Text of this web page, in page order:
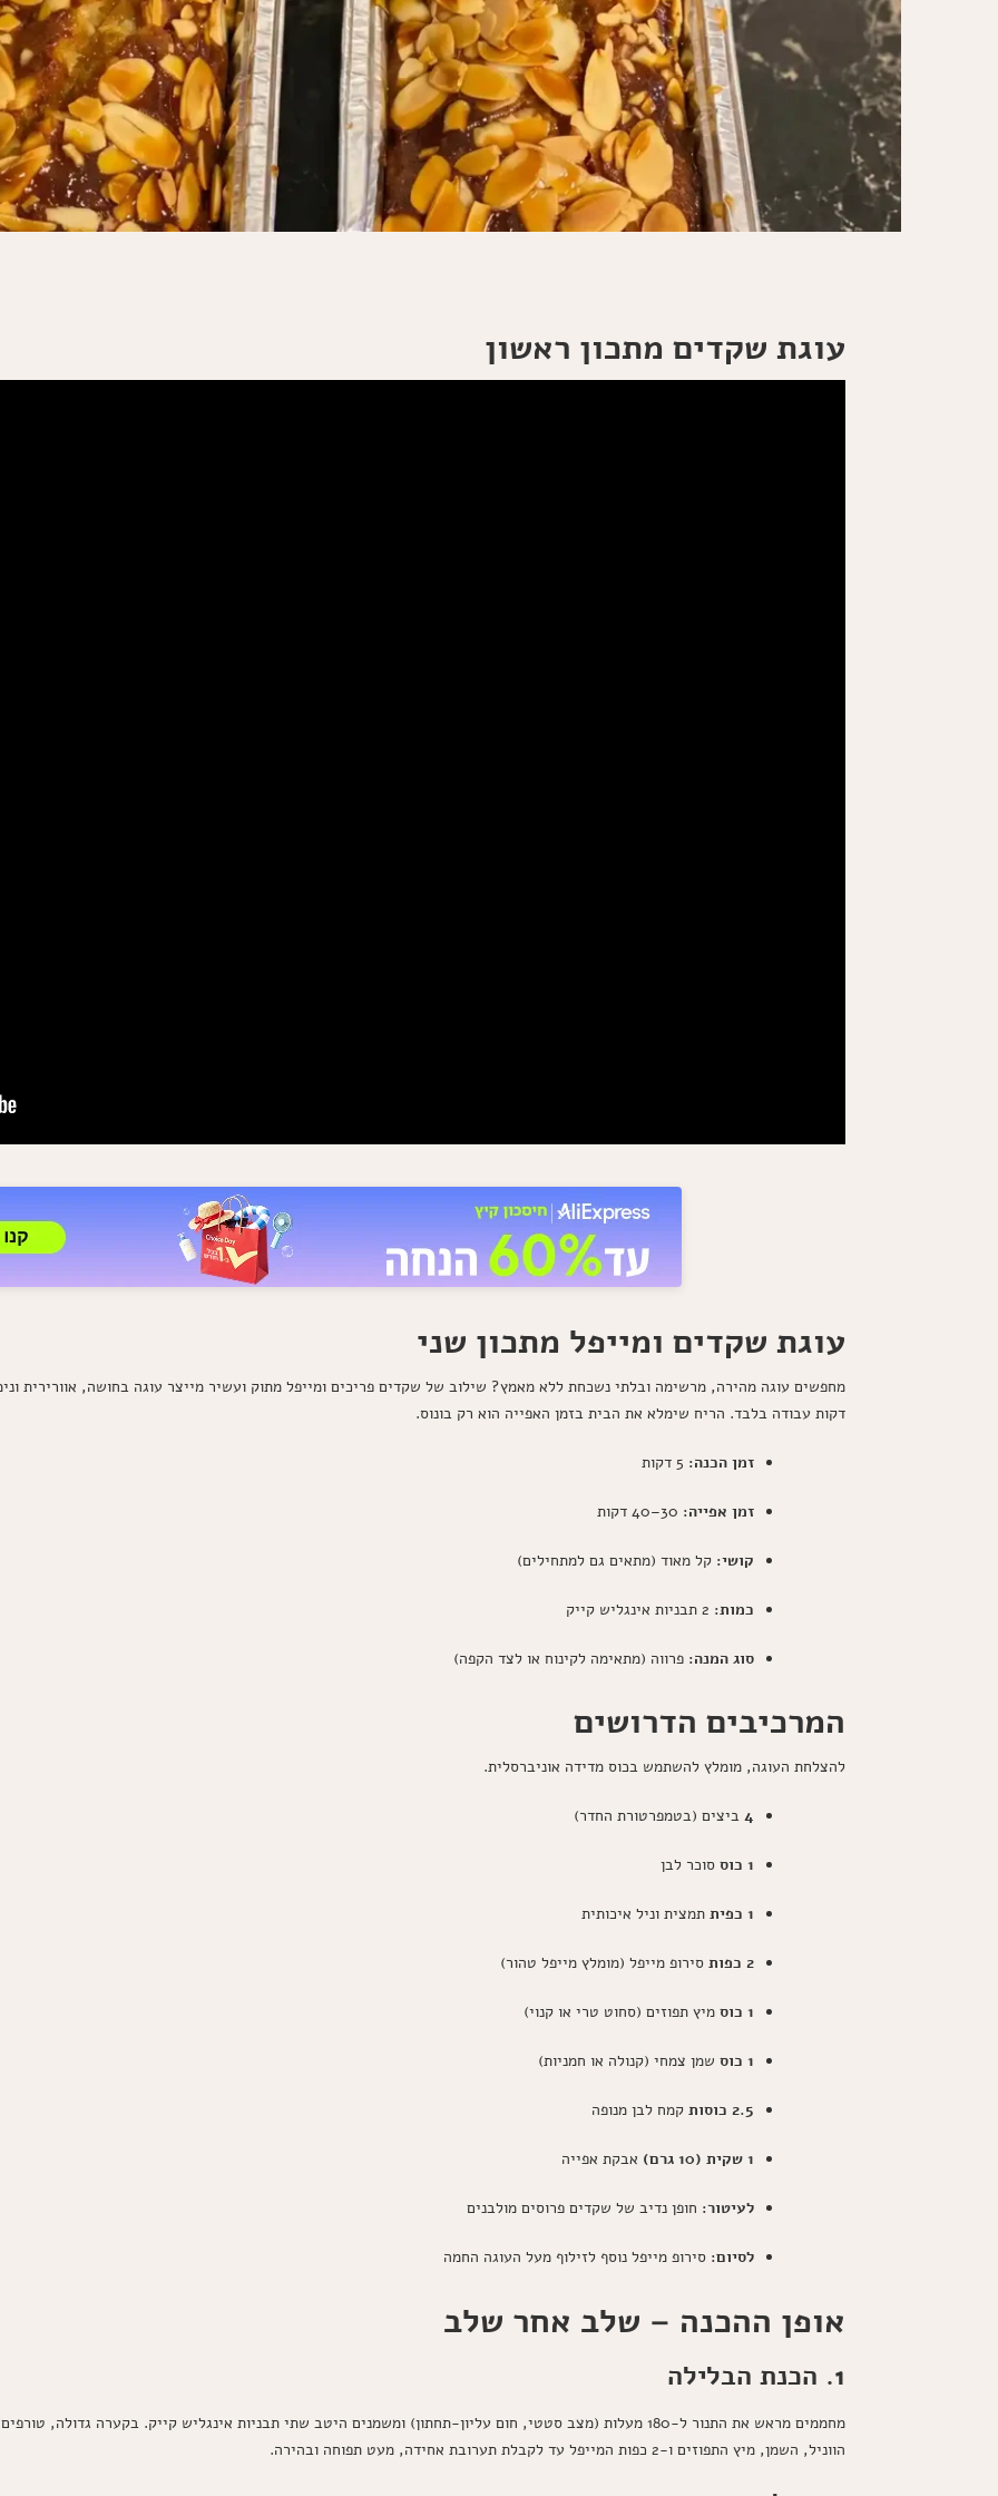
עוגת שקדים מתכון ראשון
עוגת שקדים ומייפל מתכון שני
מחפשים עוגה מהירה, מרשימה ובלתי נשכחת ללא מאמץ? שילוב של שקדים פריכים ומייפל מתוק ועשיר מייצר עוגה בחושה, אוורירית
דקות עבודה בלבד. הריח שימלא את הבית בזמן האפייה הוא רק בונוס.
זמן הכנה:
זמן אפייה:
קושי: קל מאוד (מתאים גם למתחילים)
כמות:
סוג המנה: פרווה (מתאימה לקינוח או לצד הקפה)
המרכיבים הדרושים
להצלחת העוגה, מומלץ להשתמש בכוס מדידה אוניברסלית.
4 ביצים (בטמפרטורת החדר)
1 כוס סוכר לבן
1 כפית תמצית וניל איכותית
2 כפות סירופ מייפל (מומלץ מייפל טהור)
1 כוס מיץ תפוזים (סחוט טרי או קנוי)
1 כוס שמן צמחי (קנולה או חמניות)
2.5 כוסות קמח לבן מנופה
1 שקית (10 גרם) אבקת אפייה
לעיטור: חופן נדיב של שקדים פרוסים מולבנים
לסיום: סירופ מייפל נוסף לזילוף מעל העוגה החמה
אופן ההכנה – שלב אחר שלב
1. הכנת הבלילה
מחממים מראש את התנור ל-180 מעלות (מצב סטטי, חום עליון-תחתון) ומשמנים היטב שתי תבניות אינגליש קייק. בקערה
הווניל, השמן, מיץ התפוזים ו-2 כפות המייפל עד לקבלת תערובת אחידה, מעט תפוחה ובהירה.